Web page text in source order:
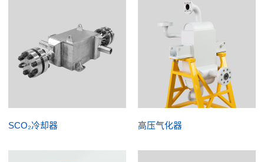
SCO₂冷却器 高压气化器